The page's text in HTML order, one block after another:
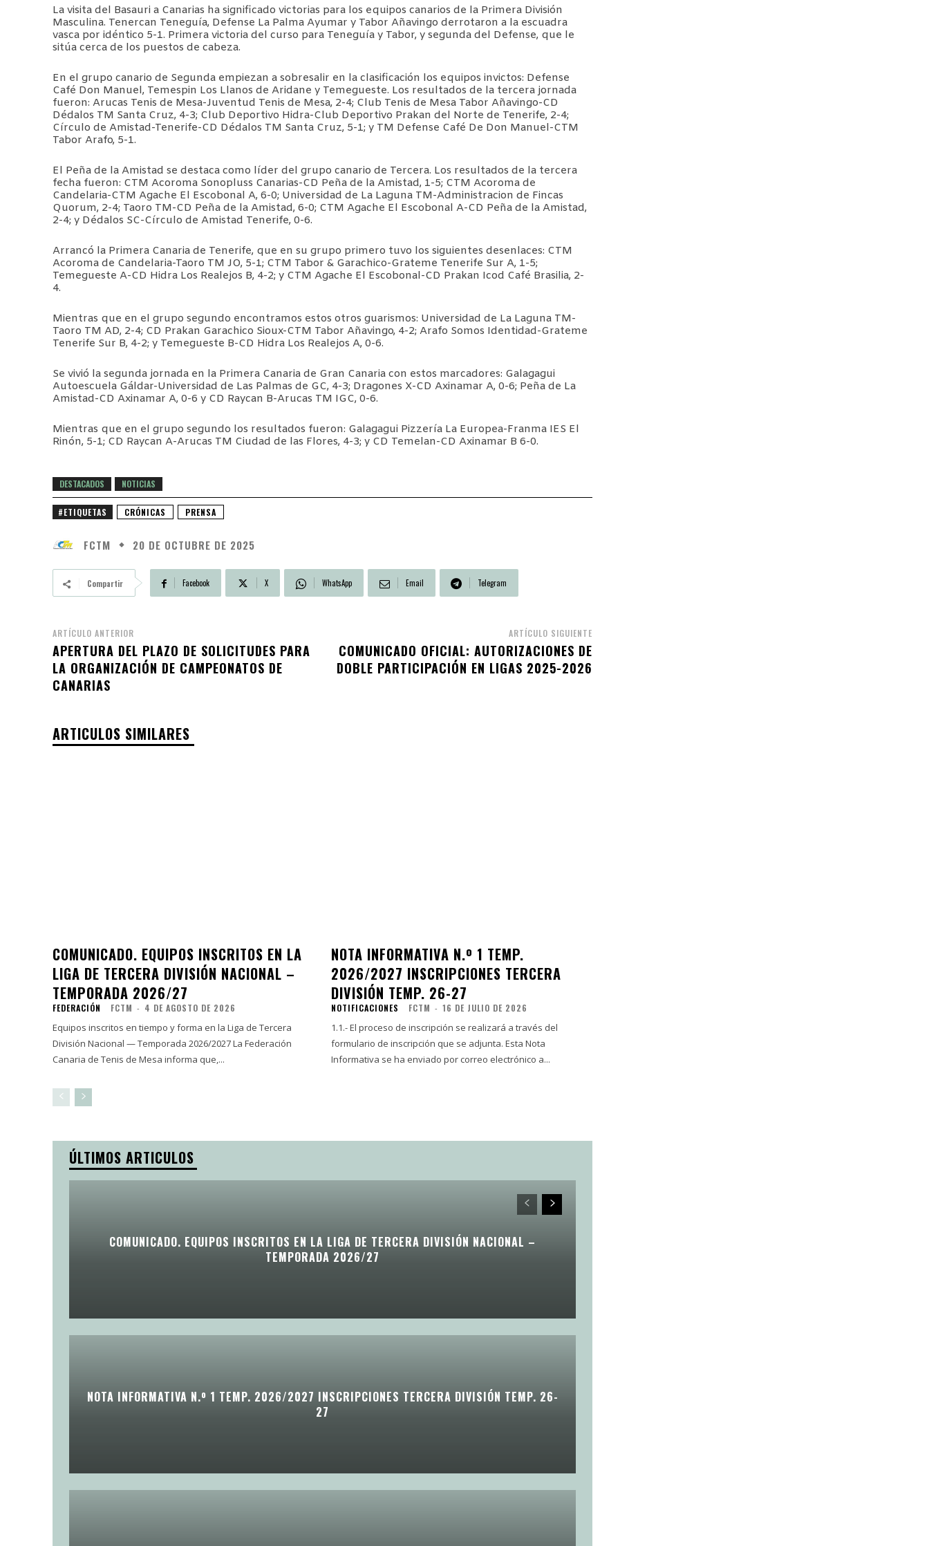
La visita del Basauri a Canarias ha significado victorias para los equipos canarios de la Primera División
Masculina. Tenercan Teneguía, Defense La Palma Ayumar y Tabor Añavingo derrotaron a la escuadra
vasca por idéntico 5-1. Primera victoria del curso para Teneguía y Tabor, y segunda del Defense, que le
sitúa cerca de los puestos de cabeza.
En el grupo canario de Segunda empiezan a sobresalir en la clasificación los equipos invictos: Defense
Café Don Manuel, Temespin Los Llanos de Aridane y Temegueste. Los resultados de la tercera jornada
fueron: Arucas Tenis de Mesa-Juventud Tenis de Mesa, 2-4; Club Tenis de Mesa Tabor Añavingo-CD
Dédalos TM Santa Cruz, 4-3; Club Deportivo Hidra-Club Deportivo Prakan del Norte de Tenerife, 2-4;
Círculo de Amistad-Tenerife-CD Dédalos TM Santa Cruz, 5-1; y TM Defense Café De Don Manuel-CTM
Tabor Arafo, 5-1.
El Peña de la Amistad se destaca como líder del grupo canario de Tercera. Los resultados de la tercera
fecha fueron: CTM Acoroma Sonopluss Canarias-CD Peña de la Amistad, 1-5; CTM Acoroma de
Candelaria-CTM Agache El Escobonal A, 6-0; Universidad de La Laguna TM-Administracion de Fincas
Quorum, 2-4; Taoro TM-CD Peña de la Amistad, 6-0; CTM Agache El Escobonal A-CD Peña de la Amistad,
2-4; y Dédalos SC-Círculo de Amistad Tenerife, 0-6.
Arrancó la Primera Canaria de Tenerife, que en su grupo primero tuvo los siguientes desenlaces: CTM
Acoroma de Candelaria-Taoro TM JO, 5-1; CTM Tabor & Garachico-Grateme Tenerife Sur A, 1-5;
Temegueste A-CD Hidra Los Realejos B, 4-2; y CTM Agache El Escobonal-CD Prakan Icod Café Brasilia, 2-
4.
Mientras que en el grupo segundo encontramos estos otros guarismos: Universidad de La Laguna TM-
Taoro TM AD, 2-4; CD Prakan Garachico Sioux-CTM Tabor Añavingo, 4-2; Arafo Somos Identidad-Grateme
Tenerife Sur B, 4-2; y Temegueste B-CD Hidra Los Realejos A, 0-6.
Se vivió la segunda jornada en la Primera Canaria de Gran Canaria con estos marcadores: Galagagui
Autoescuela Gáldar-Universidad de Las Palmas de GC, 4-3; Dragones X-CD Axinamar A, 0-6; Peña de La
Amistad-CD Axinamar A, 0-6 y CD Raycan B-Arucas TM IGC, 0-6.
Mientras que en el grupo segundo los resultados fueron: Galagagui Pizzería La Europea-Franma IES El
Rinón, 5-1; CD Raycan A-Arucas TM Ciudad de las Flores, 4-3; y CD Temelan-CD Axinamar B 6-0.
DESTACADOS NOTICIAS
#ETIQUETAS CRÓNICAS PRENSA
FCTM 20 DE OCTUBRE DE 2025
Compartir Facebook X WhatsApp Email Telegram
ARTÍCULO ANTERIOR
APERTURA DEL PLAZO DE SOLICITUDES PARA
LA ORGANIZACIÓN DE CAMPEONATOS DE
CANARIAS
ARTÍCULO SIGUIENTE
COMUNICADO OFICIAL: AUTORIZACIONES DE
DOBLE PARTICIPACIÓN EN LIGAS 2025-2026
ARTICULOS SIMILARES
COMUNICADO. EQUIPOS INSCRITOS EN LA
LIGA DE TERCERA DIVISIÓN NACIONAL –
TEMPORADA 2026/27
FEDERACIÓN FCTM - 4 DE AGOSTO DE 2026
Equipos inscritos en tiempo y forma en la Liga de Tercera
División Nacional — Temporada 2026/2027 La Federación
Canaria de Tenis de Mesa informa que,...
NOTA INFORMATIVA N.º 1 TEMP.
2026/2027 INSCRIPCIONES TERCERA
DIVISIÓN TEMP. 26-27
NOTIFICACIONES FCTM - 16 DE JULIO DE 2026
1.1.- El proceso de inscripción se realizará a través del
formulario de inscripción que se adjunta. Esta Nota
Informativa se ha enviado por correo electrónico a...
ÚLTIMOS ARTICULOS
COMUNICADO. EQUIPOS INSCRITOS EN LA LIGA DE TERCERA DIVISIÓN NACIONAL –
TEMPORADA 2026/27
NOTA INFORMATIVA N.º 1 TEMP. 2026/2027 INSCRIPCIONES TERCERA DIVISIÓN TEMP. 26-
27